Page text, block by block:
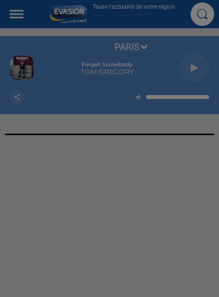
Toute l'actualité de votre région
Forget Somebody
TOM GREGORY
PARIS